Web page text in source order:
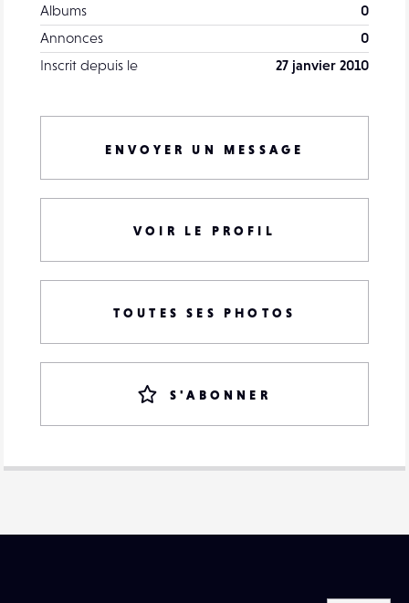
Albums
0
Annonces
0
Inscrit depuis le
27 janvier 2010
ENVOYER UN MESSAGE
VOIR LE PROFIL
TOUTES SES PHOTOS
S'ABONNER